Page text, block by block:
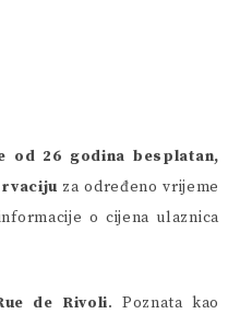
od 26 godina besplatan,
za određeno vrijeme
o cijena ulaznica
de Rivoli. Poznata kao